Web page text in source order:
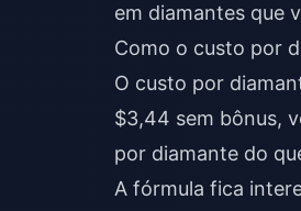
em diamantes que
Como o custo por
O custo por
$3,44 sem bônus,
por diamante do
A fórmula fica